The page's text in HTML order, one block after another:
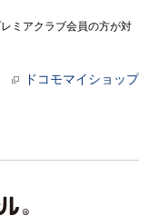
ミアクラブ会員の方が対
ドコモマイショップ